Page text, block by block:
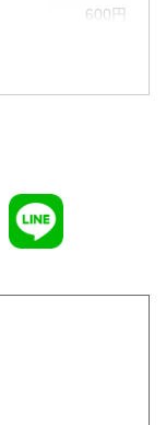
600円
600円